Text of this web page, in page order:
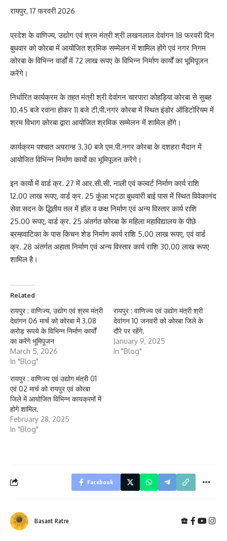
रायपुर, 17 फरवरी 2026
प्रदेश के वाणिज्य, उद्योग एवं श्रम मंत्री श्री लखनलाल देवांगन 18 फरवरी दिन
बुधवार को कोरबा में आयोजित श्रमिक सम्मेलन में शामिल होंगे एवं नगर निगम
कोरबा के विभिन्न वार्डों में 72 लाख रूपए के विभिन्न निर्माण कार्यों का भूमिपूजन
करेंगे।
निर्धारित कार्यक्रम के तहत मंत्री श्री देवांगन चारपारा कोहड़िया कोरबा से सुबह
10.45 बजे रवाना होकर 11 बजे टी.पी.नगर कोरबा में स्थित इंडोर ऑडिटोरियम में
श्रम विभाग कोरबा द्वारा आयोजित श्रमिक सम्मेलन में शामिल होंगे।
कार्यक्रम पश्चात अपरान्ह 3.30 बजे एम.पी.नगर कोरबा के दशहरा मैदान में
आयोजित विभिन्न निर्माण कार्याे का भूमिपूजन करेंगे।
इन कार्यो में वार्ड क्र. 27 में आर.सी.सी. नाली एवं कल्वर्ट निर्माण कार्य राशि
12.00 लाख रूपए, वार्ड क्र. 25 कुंआ भट्ठा बुधवारी बाई पास में स्थित विवेकानंद
सेवा सदन के द्धितीय तल में हॉल व कक्ष निर्माण एवं अन्य विस्तार कार्य राशि
25.00 रूपए, वार्ड क्र. 25 अंतर्गत कोरबा के महिला महाविद्यालय के पीछे
ब्रम्हवाटिका के पास किचन शेड निर्माण कार्य राशि 5.00 लाख रूपए, एवं वार्ड
क्र. 28 अंतर्गत अहाता निर्माण एवं अन्य विस्तार कार्य राशि 30.00 लाख रूपए
शामिल है।
Related
रायपुर : वाणिज्य, उद्योग एवं श्रम मंत्री
देवांगन 06 मार्च को कोरबा में 3.08
करोड़ रूपये के विभिन्न निर्माण कार्यों
का करेंगे भूमिपूजन
March 5, 2026
In "Blog"
रायपुर : वाणिज्य एवं उद्योग मंत्री श्री
देवांगन 10 जनवरी को कोरबा जिले के
दौरे पर रहेंगे.
January 9, 2025
In "Blog"
रायपुर : वाणिज्य एवं उद्योग मंत्री 01
एवं 02 मार्च को रायपुर एवं कोरबा
जिले में आयोजित विभिन्न कायक्रमों में
होगे शामिल.
February 28, 2025
In "Blog"
Facebook
Basant Ratre